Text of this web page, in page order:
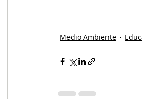
Medio Ambiente